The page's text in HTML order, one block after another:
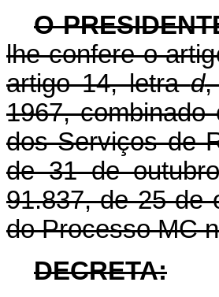
O
lhe confere o
artigo 14, letrad,
1967,
dos Serviços de
de 31 de
91.837, de 25 de
do Processo MC
DECRETA: